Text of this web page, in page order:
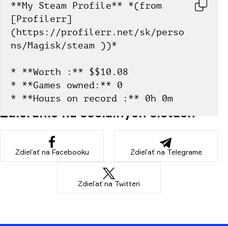
**My Steam Profile** *(from
[Profilerr]
(https://profilerr.net/sk/perso
ns/Magisk/steam ))*
* **Worth :** $$10.08
* **Games owned:** 0
* **Hours on record :** 0h 0m
Zdieľanie na sociálnych sieťach
Zdieľať na Facebooku Zdieľať na Telegrame
Zdieľať na Twitteri